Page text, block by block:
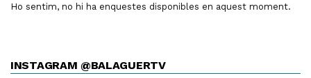
Ho sentim, no hi ha enquestes disponibles en aquest moment.
INSTAGRAM @BALAGUERTV